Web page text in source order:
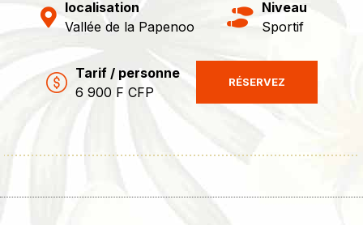
localisation
Vallée de la Papenoo
Niveau
Sportif
Tarif / personne
6 900 F CFP
RÉSERVEZ